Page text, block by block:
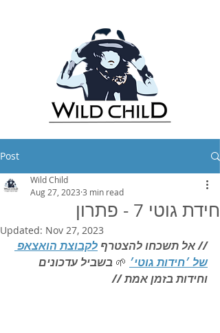
Post
חידת גוטי 7 - פתרון
Wild Child
Aug 27, 2023 3 min read
Updated: Nov 27, 2023
// אל תשכחו להצטרף לקבוצת הואצאפ
של ׳חידות גוטי׳ 🌱 בשביל עדכונים
וחידות בזמן אמת //